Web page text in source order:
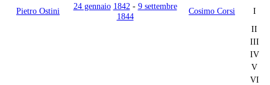
Pietro Ostini 24 gennaio 1842 - 9 settembre
1844
Cosimo Corsi
I
II
III
IV
V
VI